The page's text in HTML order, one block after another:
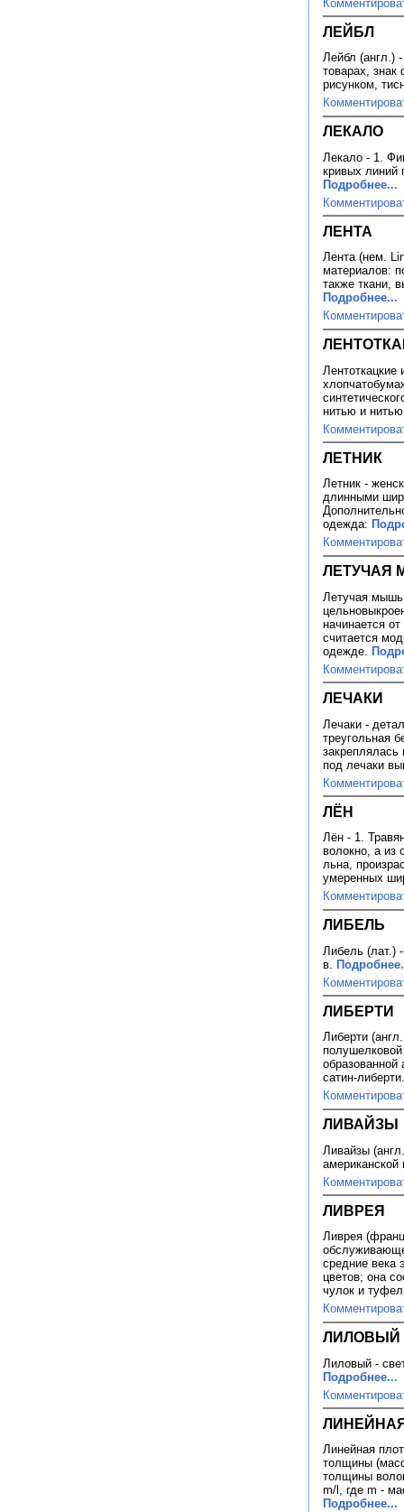
ЛЕЙБЛ
Лейбл (англ.)
товарах,
рисунком,
ЛЕКАЛО
Лекало - 1.
кривых линий
Подробнее...
ЛЕНТА
Лента (нем.
материалов:
также ткани,
Подробнее...
нитью и
ЛЕТНИК
Летник -
длинными
одежда:
ЛЕТУЧАЯ
Летучая
начинается
считается
одежде.
ЛЕЧАКИ
Лечаки -
треугольная
закреплялась
под лечаки
ЛЁН
Лён - 1.
волокно, а из
льна,
умеренных
ЛИБЕЛЬ
Либель (лат.)
в.
ЛИБЕРТИ
Либерти
сатин-
ЛИВАЙЗЫ
Ливайзы
ЛИВРЕЯ
Ливрея
средние века
цветов; она
чулок и
ЛИЛОВЫЙ
Лиловый -
Подробнее...
Линейная
толщины
толщины
m/l, где m -
Подробнее...